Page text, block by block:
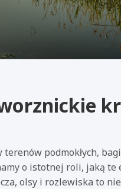
podmokłych,
o istotnej roli, jaką te
olsy i rozlewiska to